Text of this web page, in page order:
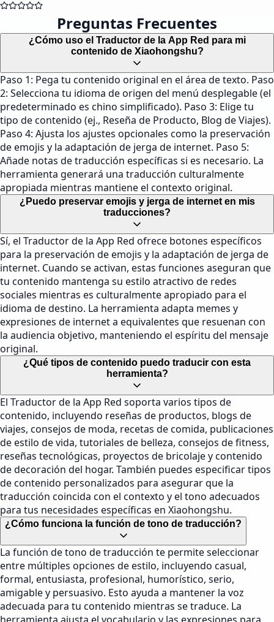
Preguntas Frecuentes
¿Cómo uso el Traductor de la App Red para mi
contenido de Xiaohongshu?
Paso 1: Pega tu contenido original en el área de texto. Paso
2: Selecciona tu idioma de origen del menú desplegable (el
predeterminado es chino simplificado). Paso 3: Elige tu
tipo de contenido (ej., Reseña de Producto, Blog de Viajes).
Paso 4: Ajusta los ajustes opcionales como la preservación
de emojis y la adaptación de jerga de internet. Paso 5:
Añade notas de traducción específicas si es necesario. La
herramienta generará una traducción culturalmente
apropiada mientras mantiene el contexto original.
¿Puedo preservar emojis y jerga de internet en mis
traducciones?
Sí, el Traductor de la App Red ofrece botones específicos
para la preservación de emojis y la adaptación de jerga de
internet. Cuando se activan, estas funciones aseguran que
tu contenido mantenga su estilo atractivo de redes
sociales mientras es culturalmente apropiado para el
idioma de destino. La herramienta adapta memes y
expresiones de internet a equivalentes que resuenan con
la audiencia objetivo, manteniendo el espíritu del mensaje
original.
¿Qué tipos de contenido puedo traducir con esta
herramienta?
El Traductor de la App Red soporta varios tipos de
contenido, incluyendo reseñas de productos, blogs de
viajes, consejos de moda, recetas de comida, publicaciones
de estilo de vida, tutoriales de belleza, consejos de fitness,
reseñas tecnológicas, proyectos de bricolaje y contenido
de decoración del hogar. También puedes especificar tipos
de contenido personalizados para asegurar que la
traducción coincida con el contexto y el tono adecuados
para tus necesidades específicas en Xiaohongshu.
¿Cómo funciona la función de tono de traducción?
La función de tono de traducción te permite seleccionar
entre múltiples opciones de estilo, incluyendo casual,
formal, entusiasta, profesional, humorístico, serio,
amigable y persuasivo. Esto ayuda a mantener la voz
adecuada para tu contenido mientras se traduce. La